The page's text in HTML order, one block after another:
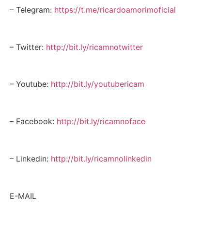
– Telegram: https://t.me/ricardoamorimoficial
– Twitter: http://bit.ly/ricamnotwitter
– Youtube: http://bit.ly/youtubericam
– Facebook: http://bit.ly/ricamnoface
– Linkedin: http://bit.ly/ricamnolinkedin
E-MAIL